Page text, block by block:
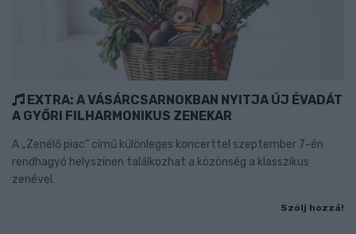
EXTRA: A VÁSÁRCSARNOKBAN NYITJA ÚJ ÉVADÁT
A GYŐRI FILHARMONIKUS ZENEKAR
A „Zenélő piac” című különleges koncerttel szeptember 7-én
rendhagyó helyszínen találkozhat a közönség a klasszikus
zenével.
Szólj hozzá!